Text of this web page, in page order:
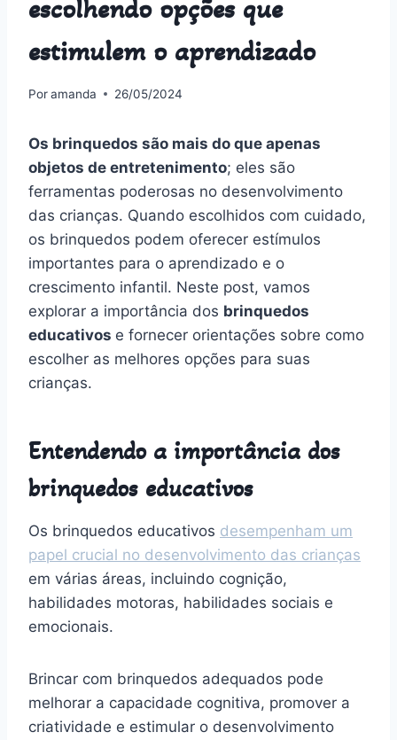
escolhendo opções que
estimulem o aprendizado
Poramanda 26/05/2024
Os brinquedos são mais do que apenas
objetos de entretenimento; eles são
ferramentas poderosas no desenvolvimento
das crianças. Quando escolhidos com cuidado,
os brinquedos podem oferecer estímulos
importantes para o aprendizado e o
crescimento infantil. Neste post, vamos
explorar a importância dos brinquedos
educativos e fornecer orientações sobre como
escolher as melhores opções para suas
crianças.
Entendendo a importância dos
brinquedos educativos
Os brinquedos educativos desempenham um
papel crucial no desenvolvimento das crianças
em várias áreas, incluindo cognição,
habilidades motoras, habilidades sociais e
emocionais.
Brincar com brinquedos adequados pode
melhorar a capacidade cognitiva, promover a
criatividade e estimular o desenvolvimento